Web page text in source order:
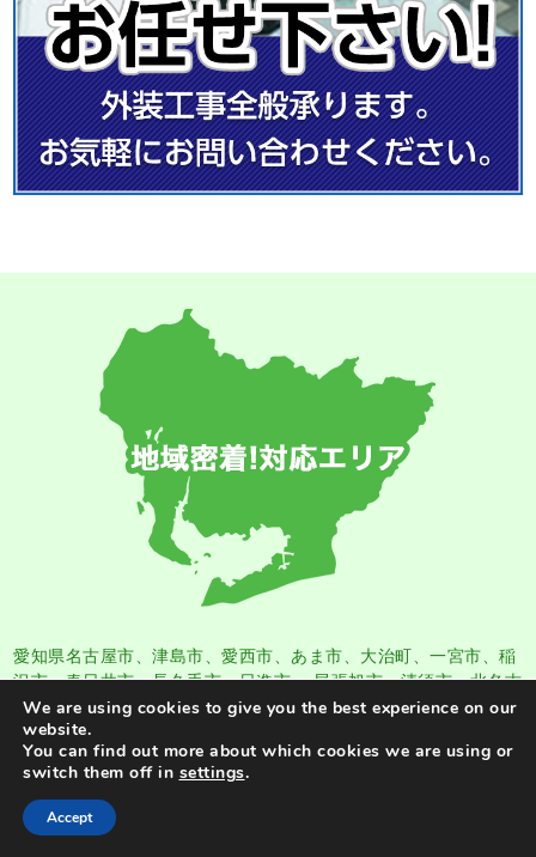
We are using cookies to give you the best experience on our
website.
You can find out more about which cookies we are using or
switch them off in settings.
Accept
愛知県名古屋市、津島市、愛西市、あま市、大治町、一宮市、稲
沢市、春日井市、長久手市、日進市、 尾張旭市、清須市、北名古
屋市、犬山市、東郷町、大府市、東海市、岡崎市、安城市、豊田
市、 みよし市、岩倉市、刈谷市、常滑市、瀬戸市